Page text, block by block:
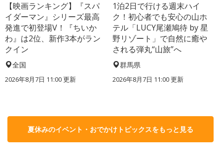
【映画ランキング】『スパ
イダーマン』シリーズ最高
発進で初登場V！『ちいか
わ』は2位、新作3本がラン
クイン
全国
2026年8月7日 11:00更新
1泊2日で行ける週末ハイ
ク！初心者でも安心の山ホ
テル「LUCY尾瀬鳩待 by 星
野リゾート」で自然に癒や
される弾丸“山旅”へ
群馬県
2026年8月7日 11:00更新
夏休みのイベント・おでかけトピックスをもっと見る